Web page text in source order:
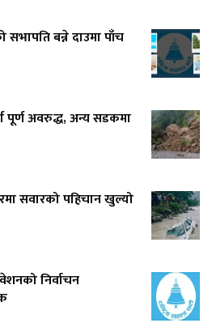
सभापति बन्ने दाउमा पाँच
पूर्ण अवरुद्ध, अन्य सडकमा
सवारको पहिचान खुल्यो
निर्वाचन